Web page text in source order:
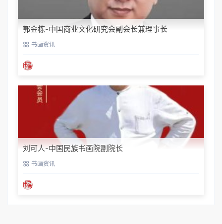
郭金栋-中国商业文化研究会副会长兼理事长
书画资讯
刘可人-中国民族书画院副院长
书画资讯